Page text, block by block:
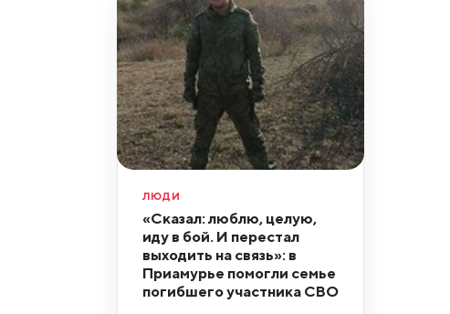
ЛЮДИ
«Сказал: люблю, целую,
иду в бой. И перестал
выходить на связь»: в
Приамурье помогли семье
погибшего участника СВО